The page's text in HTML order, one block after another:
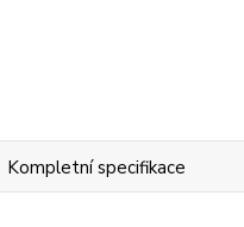
Kompletní specifikace